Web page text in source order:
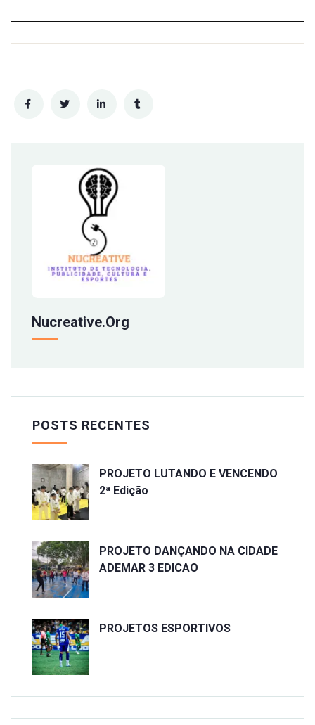
Nucreative.org
POSTS RECENTES
PROJETO LUTANDO E VENCENDO
2ª Edição
PROJETO DANÇANDO NA CIDADE
ADEMAR 3 EDICAO
PROJETOS ESPORTIVOS